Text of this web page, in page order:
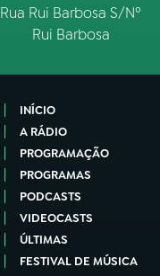
Rua Rui Barbosa S/Nº
Rui Barbosa
INÍCIO
A RÁDIO
PROGRAMAÇÃO
PROGRAMAS
PODCASTS
VIDEOCASTS
ÚLTIMAS
FESTIVAL DE MÚSICA